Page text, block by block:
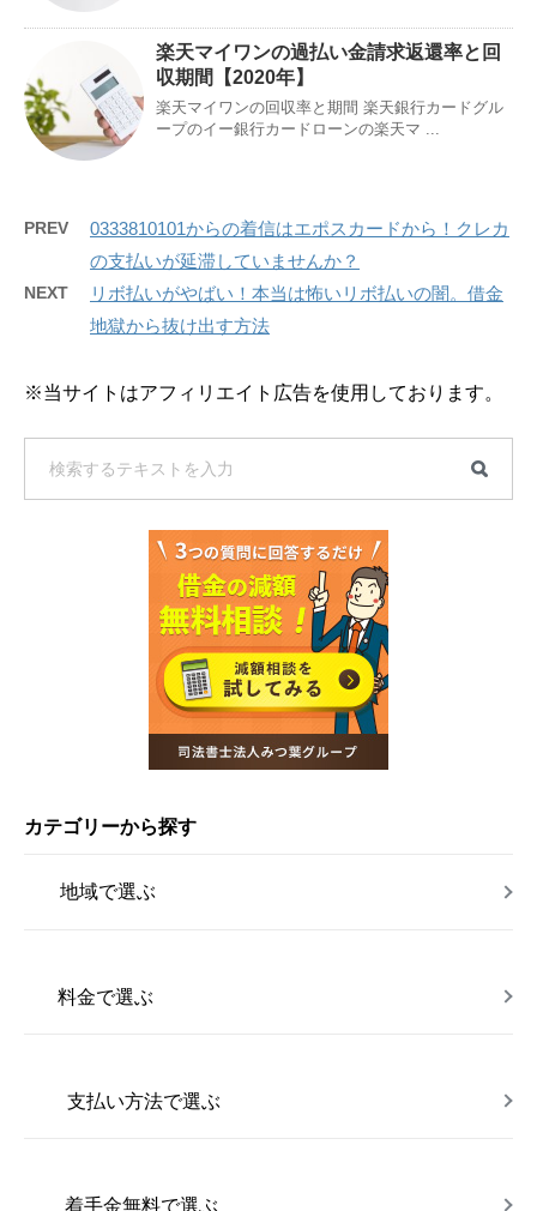
楽天マイワンの過払い金請求返還率と回
収期間【2020年】
楽天マイワンの回収率と期間 楽天銀行カードグル
ープのイー銀行カードローンの楽天マ ...
PREV
0333810101からの着信はエポスカードから！クレカ
の支払いが延滞していませんか？
NEXT
リボ払いがやばい！本当は怖いリボ払いの闇。借金
地獄から抜け出す方法
※当サイトはアフィリエイト広告を使用しております。
カテゴリーから探す
地域で選ぶ
料金で選ぶ
支払い方法で選ぶ
着手金無料で選ぶ